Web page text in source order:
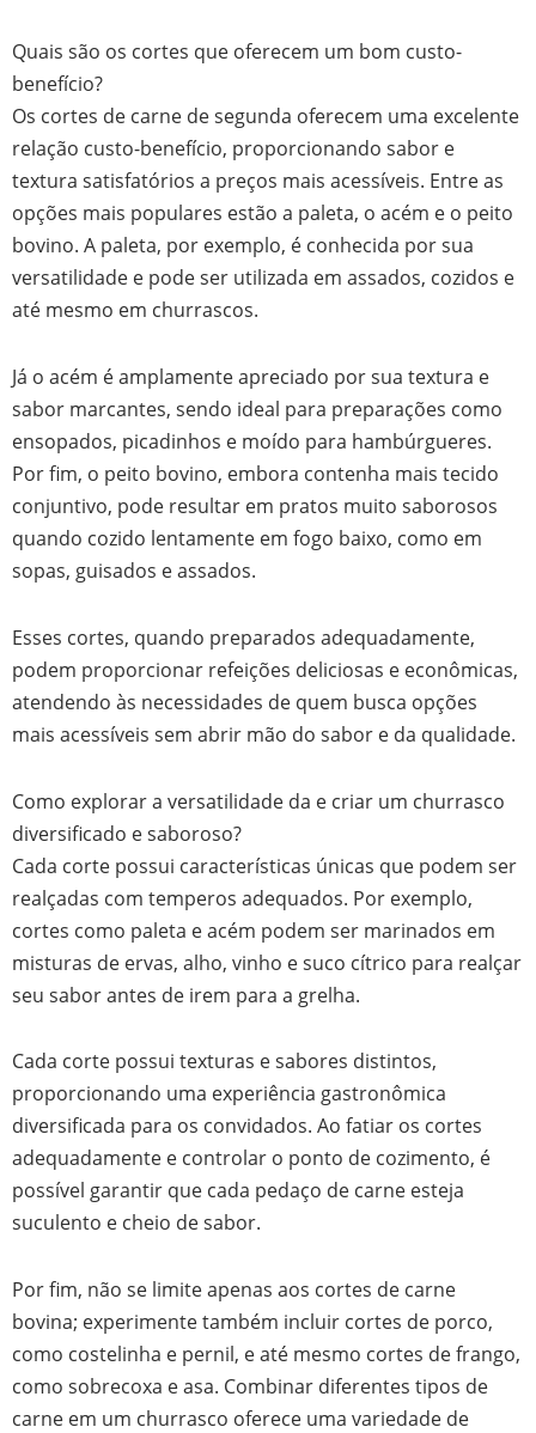
Quais são os cortes que oferecem um bom custo-
benefício?
Os cortes de carne de segunda oferecem uma excelente
relação custo-benefício, proporcionando sabor e
textura satisfatórios a preços mais acessíveis. Entre as
opções mais populares estão a paleta, o acém e o peito
bovino. A paleta, por exemplo, é conhecida por sua
versatilidade e pode ser utilizada em assados, cozidos e
até mesmo em churrascos.
Já o acém é amplamente apreciado por sua textura e
sabor marcantes, sendo ideal para preparações como
ensopados, picadinhos e moído para hambúrgueres.
Por fim, o peito bovino, embora contenha mais tecido
conjuntivo, pode resultar em pratos muito saborosos
quando cozido lentamente em fogo baixo, como em
sopas, guisados e assados.
Esses cortes, quando preparados adequadamente,
podem proporcionar refeições deliciosas e econômicas,
atendendo às necessidades de quem busca opções
mais acessíveis sem abrir mão do sabor e da qualidade.
Como explorar a versatilidade da e criar um churrasco
diversificado e saboroso?
Cada corte possui características únicas que podem ser
realçadas com temperos adequados. Por exemplo,
cortes como paleta e acém podem ser marinados em
misturas de ervas, alho, vinho e suco cítrico para realçar
seu sabor antes de irem para a grelha.
Cada corte possui texturas e sabores distintos,
proporcionando uma experiência gastronômica
diversificada para os convidados. Ao fatiar os cortes
adequadamente e controlar o ponto de cozimento, é
possível garantir que cada pedaço de carne esteja
suculento e cheio de sabor.
Por fim, não se limite apenas aos cortes de carne
bovina; experimente também incluir cortes de porco,
como costelinha e pernil, e até mesmo cortes de frango,
como sobrecoxa e asa. Combinar diferentes tipos de
carne em um churrasco oferece uma variedade de